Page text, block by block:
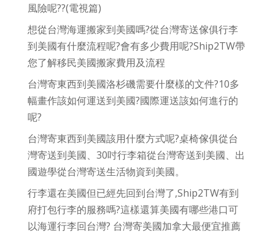
風險呢??(電視篇)
想從台灣海運搬家到美國嗎?從台灣寄送傢俱行李
到美國有什麼流程呢?會有多少費用呢?Ship2TW帶
您了解移民美國搬家費用及流程
台灣寄東西到美國洛杉磯需要什麼樣的文件?10多
幅畫作該如何運送到美國?國際運送該如何進行的
呢?
台灣寄東西到美國該用什麼方式呢?桌椅傢俱從台
灣寄送到美國、30吋行李箱從台灣寄送到美國、出
國遊學從台灣寄送生活物資到美國。
行李還在美國但已經先回到台灣了,Ship2TW有到
府打包行李的服務嗎?這樣還算美國有哪些港口可
以海運行李回台灣? 台灣寄美國加拿大最便宜推薦